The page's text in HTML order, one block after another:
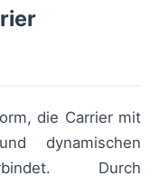
die Carrier mit
dynamischen
Durch